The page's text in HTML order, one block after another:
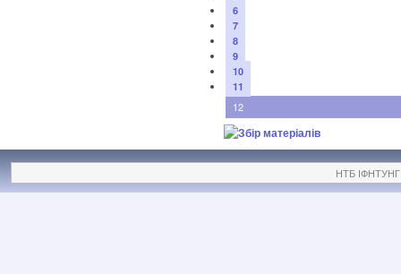
6
7
8
9
10
11
12
НТБ ІФНТУНГ